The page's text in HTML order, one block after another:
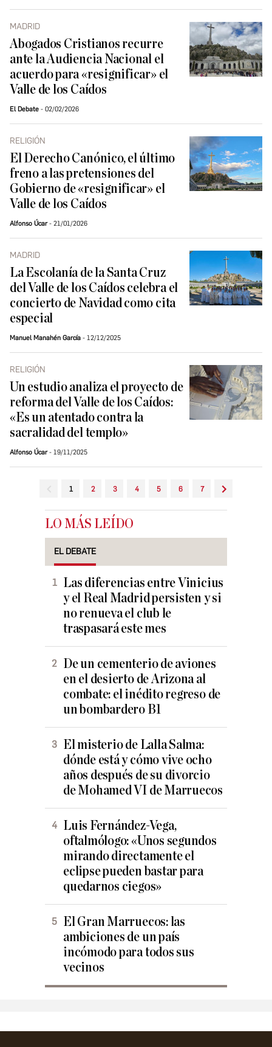
MADRID
Abogados Cristianos recurre
ante la Audiencia Nacional el
acuerdo para «resignificar» el
Valle de los Caídos
El Debate 02/02/2026
RELIGIÓN
El Derecho Canónico, el último
freno a las pretensiones del
Gobierno de «resignificar» el
Valle de los Caídos
Alfonso Úcar 21/01/2026
MADRID
La Escolanía de la Santa Cruz
del Valle de los Caídos celebra el
concierto de Navidad como cita
especial
Manuel Manahén García 12/12/2025
RELIGIÓN
Un estudio analiza el proyecto de
reforma del Valle de los Caídos:
«Es un atentado contra la
sacralidad del templo»
Alfonso Úcar 19/11/2025
1 2 3 4 5 6 7
LO MÁS LEÍDO
EL DEBATE
Las diferencias entre Vinicius
y el Real Madrid persisten y si
no renueva el club le
traspasará este mes
De un cementerio de aviones
en el desierto de Arizona al
combate: el inédito regreso de
un bombardero B1
El misterio de Lalla Salma:
dónde está y cómo vive ocho
años después de su divorcio
de Mohamed VI de Marruecos
Luis Fernández-Vega,
oftalmólogo: «Unos segundos
mirando directamente el
eclipse pueden bastar para
quedarnos ciegos»
El Gran Marruecos: las
ambiciones de un país
incómodo para todos sus
vecinos